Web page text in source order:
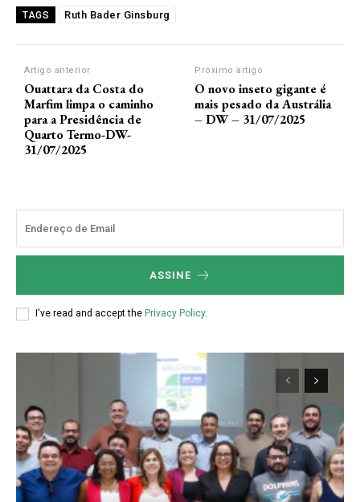
TAGS Ruth Bader Ginsburg
Artigo anterior
Ouattara da Costa do
Marfim limpa o caminho
para a Presidência de
Quarto Termo-DW-
31/07/2025
Próximo artigo
O novo inseto gigante é
mais pesado da Austrália
– DW – 31/07/2025
ASSINE
I've read and accept the Privacy Policy.